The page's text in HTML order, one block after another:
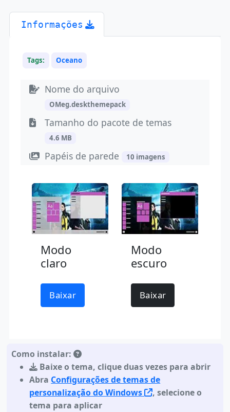
Informações
Tags: Oceano
Nome do arquivo
OMeg.deskthemepack
Tamanho do pacote de temas
4.6 MB
Papéis de parede 10 imagens
Modo
claro
Baixar
Modo
escuro
Baixar
Como instalar:
Baixe o tema,clique duas vezes para abrir
Abra Configurações de temas de
personalização do Windows
, selecione o
tema para aplicar